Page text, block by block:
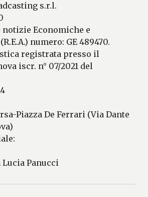
s.r.l.
Economiche e
numero: GE 489470.
registrata presso il
iscr. n° 07/2021 del
Piazza De Ferrari (Via Dante
Lucia Panucci